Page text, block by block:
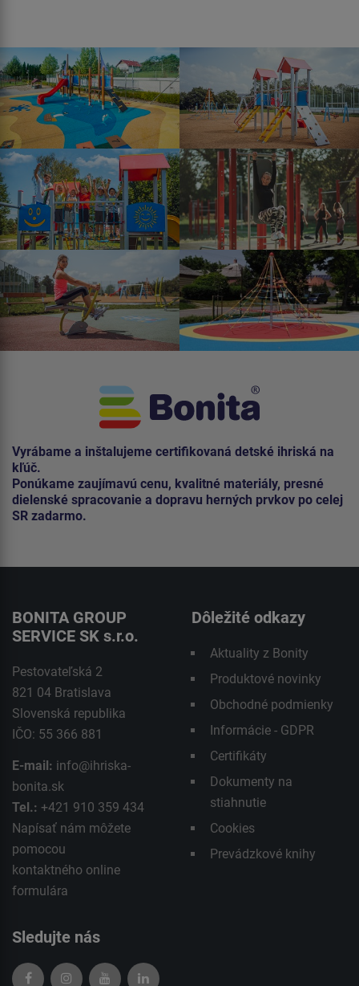
Vyrábame a inštalujeme certifikovaná detské ihriská na
kľúč.
Ponúkame zaujímavú cenu, kvalitné materiály, presné
dielenské spracovanie a dopravu herných prvkov po celej
SR zadarmo.
BONITA GROUP
SERVICE SK s.r.o.
Pestovateľská 2
821 04 Bratislava
Slovenská republika
IČO: 55 366 881
E-mail: info@ihriska-
bonita.sk
Tel.: +421 910 359 434
Napísať nám môžete
pomocou
kontaktného online
formulára
Dôležité odkazy
Aktuality z Bonity
Produktové novinky
Obchodné podmienky
Informácie - GDPR
Certifikáty
Dokumenty na
stiahnutie
Cookies
Prevádzkové knihy
Sledujte nás